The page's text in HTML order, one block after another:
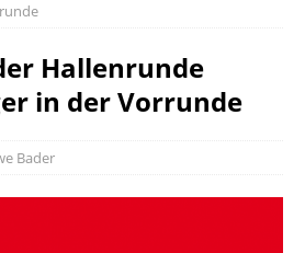
Hallenrunde
in der Vorrunde
Bader